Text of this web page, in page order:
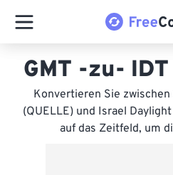
GMT -zu-
Konvertieren Sie zwischen
(QUELLE) und Israel
auf das Zeitfeld, um